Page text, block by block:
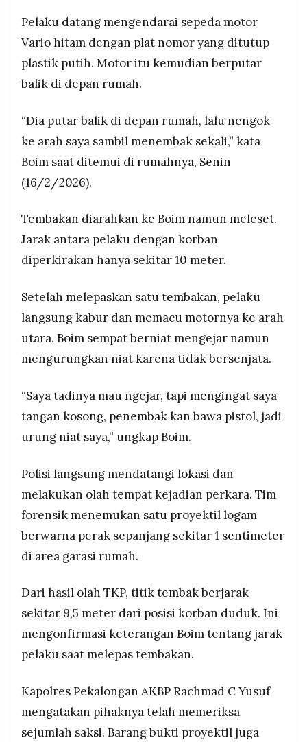
RESOLUSI
PRAMUDITA
Pelaku datang mengendarai sepeda motor
Vario hitam dengan plat nomor yang ditutup
plastik putih. Motor itu kemudian berputar
balik di depan rumah.
“Dia putar balik di depan rumah, lalu nengok
ke arah saya sambil menembak sekali,” kata
Boim saat ditemui di rumahnya, Senin
(16/2/2026).
Tembakan diarahkan ke Boim namun meleset.
Jarak antara pelaku dengan korban
diperkirakan hanya sekitar 10 meter.
Setelah melepaskan satu tembakan, pelaku
langsung kabur dan memacu motornya ke arah
utara. Boim sempat berniat mengejar namun
mengurungkan niat karena tidak bersenjata.
“Saya tadinya mau ngejar, tapi mengingat saya
tangan kosong, penembak kan bawa pistol, jadi
urung niat saya,” ungkap Boim.
Polisi langsung mendatangi lokasi dan
melakukan olah tempat kejadian perkara. Tim
forensik menemukan satu proyektil logam
berwarna perak sepanjang sekitar 1 sentimeter
di area garasi rumah.
Dari hasil olah TKP, titik tembak berjarak
sekitar 9,5 meter dari posisi korban duduk. Ini
mengonfirmasi keterangan Boim tentang jarak
pelaku saat melepas tembakan.
Kapolres Pekalongan AKBP Rachmad C Yusuf
mengatakan pihaknya telah memeriksa
sejumlah saksi. Barang bukti proyektil juga